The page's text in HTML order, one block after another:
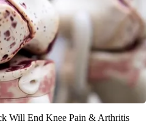
Will End Knee Pain & Arthritis